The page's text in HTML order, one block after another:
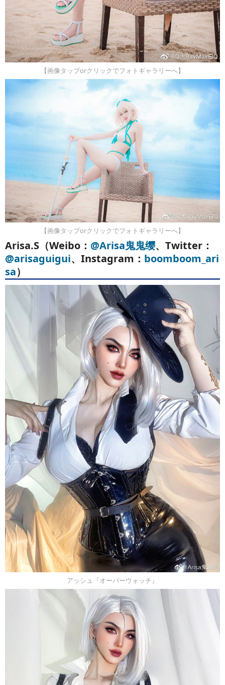
【画像タップorクリックでフォトギャラリーへ】
【画像タップorクリックでフォトギャラリーへ】
Arisa.S（Weibo： @Arisa鬼鬼缨、Twitter：
@arisaguigui、Instagram： boomboom_ari
sa）
アッシュ『オーバーウォッチ』